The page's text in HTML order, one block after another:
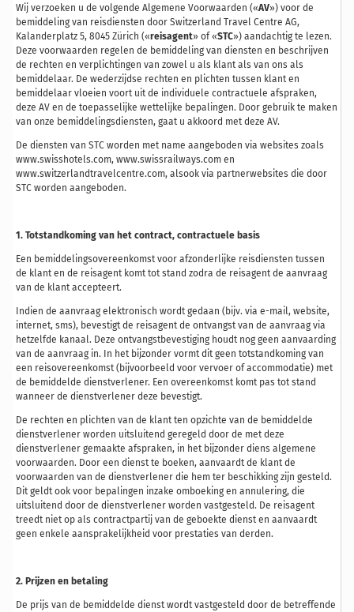
Wij verzoeken u de volgende Algemene Voorwaarden («AV») voor de
bemiddeling van reisdiensten door Switzerland Travel Centre AG,
Kalanderplatz 5, 8045 Zürich («reisagent» of «STC») aandachtig te lezen.
Deze voorwaarden regelen de bemiddeling van diensten en beschrijven
de rechten en verplichtingen van zowel u als klant als van ons als
bemiddelaar. De wederzijdse rechten en plichten tussen klant en
bemiddelaar vloeien voort uit de individuele contractuele afspraken,
deze AV en de toepasselijke wettelijke bepalingen. Door gebruik te maken
van onze bemiddelingsdiensten, gaat u akkoord met deze AV.
De diensten van STC worden met name aangeboden via websites zoals
www.swisshotels.com, www.swissrailways.com en
www.switzerlandtravelcentre.com, alsook via partnerwebsites die door
STC worden aangeboden.
1. Totstandkoming van het contract, contractuele basis
Een bemiddelingsovereenkomst voor afzonderlijke reisdiensten tussen
de klant en de reisagent komt tot stand zodra de reisagent de aanvraag
van de klant accepteert.
Indien de aanvraag elektronisch wordt gedaan (bijv. via e-mail, website,
internet, sms), bevestigt de reisagent de ontvangst van de aanvraag via
hetzelfde kanaal. Deze ontvangstbevestiging houdt nog geen aanvaarding
van de aanvraag in. In het bijzonder vormt dit geen totstandkoming van
een reisovereenkomst (bijvoorbeeld voor vervoer of accommodatie) met
de bemiddelde dienstverlener. Een overeenkomst komt pas tot stand
wanneer de dienstverlener deze bevestigt.
De rechten en plichten van de klant ten opzichte van de bemiddelde
dienstverlener worden uitsluitend geregeld door de met deze
dienstverlener gemaakte afspraken, in het bijzonder diens algemene
voorwaarden. Door een dienst te boeken, aanvaardt de klant de
voorwaarden van de dienstverlener die hem ter beschikking zijn gesteld.
Dit geldt ook voor bepalingen inzake omboeking en annulering, die
uitsluitend door de dienstverlener worden vastgesteld. De reisagent
treedt niet op als contractpartij van de geboekte dienst en aanvaardt
geen enkele aansprakelijkheid voor prestaties van derden.
2. Prijzen en betaling
De prijs van de bemiddelde dienst wordt vastgesteld door de betreffende